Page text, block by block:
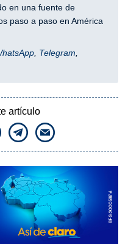
en una fuente de
paso a paso en América
, Telegram,
artículo